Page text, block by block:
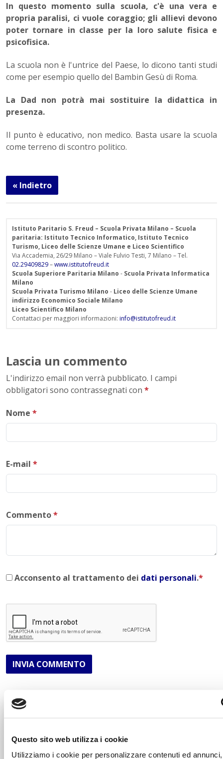
Questo sito web utilizza i cookie
Utilizziamo i cookie per personalizzare contenuti ed
In questo momento sulla scuola, c'è una vera e
propria paralisi, ci vuole coraggio; gli allievi devono
poter tornare in classe per la loro salute fisica e
psicofisica.
La scuola non è l'untrice del Paese, lo dicono tanti studi
come per esempio quello del Bambin Gesù di Roma.
La Dad non potrà mai sostituire la didattica in
presenza.
Il punto è educativo, non medico. Basta usare la scuola
come terreno di scontro politico.
« Indietro
Istituto Paritario S. Freud – Scuola Privata Milano – Scuola
paritaria: Istituto Tecnico Informatico, Istituto Tecnico
Turismo, Liceo delle Scienze Umane e Liceo Scientifico
Via Accademia, 26/29 Milano – Viale Fulvio Testi, 7 Milano – Tel.
02.29409829–www.istitutofreud.it
Scuola Superiore Paritaria Milano - Scuola Privata Informatica
Milano
Scuola Privata Turismo Milano - Liceo delle Scienze Umane
indirizzo Economico Sociale Milano
Liceo Scientifico Milano
Contattaci per maggiori informazioni: info@istitutofreud.it
Lascia un commento
L'indirizzo email non verrà pubblicato. I campi
obbligatori sono contrassegnati con *
Nome *
E-mail *
Commento*
Acconsento al trattamento dei dati personali.*
INVIA COMMENTO
Integr. Psicologia & Sociologia
Potenziamento madrelingua Inglese